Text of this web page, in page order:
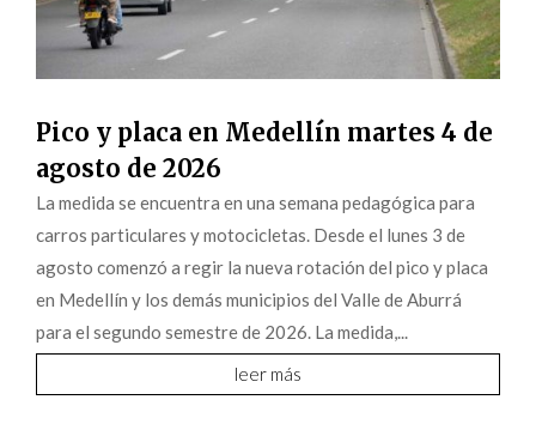
Pico y placa en Medellín martes 4 de
agosto de 2026
La medida se encuentra en una semana pedagógica para
carros particulares y motocicletas. Desde el lunes 3 de
agosto comenzó a regir la nueva rotación del pico y placa
en Medellín y los demás municipios del Valle de Aburrá
para el segundo semestre de 2026. La medida,...
leer más